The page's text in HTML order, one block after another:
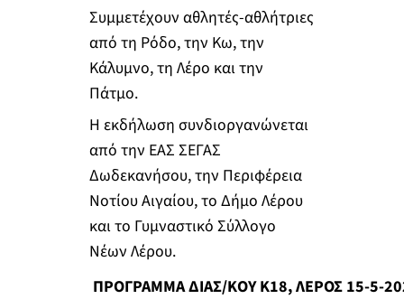
Συμμετέχουν αθλητές-αθλήτριες
από τη Ρόδο, την Κω, την
Κάλυμνο, τη Λέρο και την
Πάτμο.
Η εκδήλωση συνδιοργανώνεται
από την ΕΑΣ ΣΕΓΑΣ
Δωδεκανήσου, την Περιφέρεια
Νοτίου Αιγαίου, το Δήμο Λέρου
και το Γυμναστικό Σύλλογο
Νέων Λέρου.
ΠΡΟΓΡΑΜΜΑ ΔΙΑΣ/ΚΟΥ Κ18, ΛΕΡΟΣ 15-5-